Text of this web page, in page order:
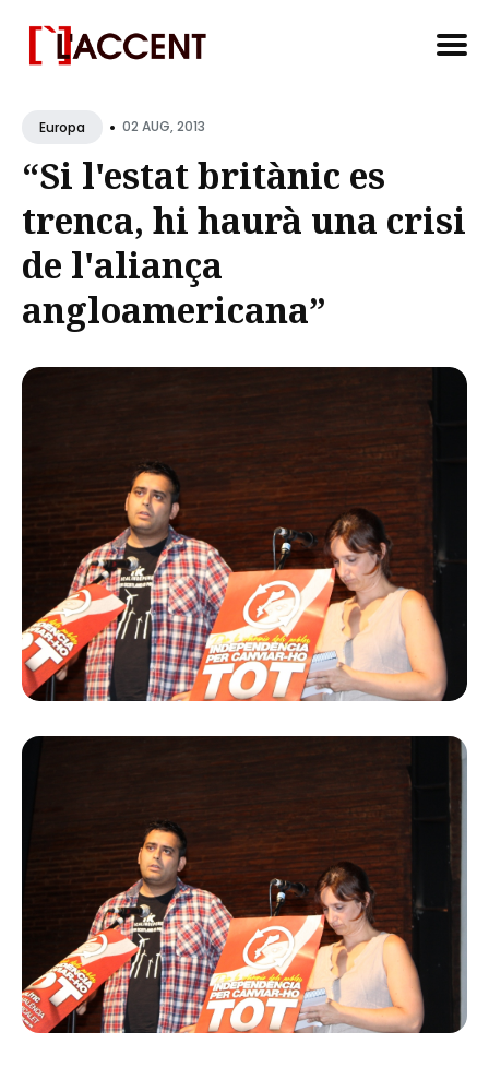
forEuropa • 02 AUG, 2013
“Si l'estat britànic es
trenca, hi haurà una crisi
de l'aliança
angloamericana”